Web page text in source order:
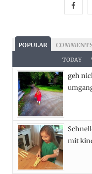
c
e
b
k
POPULAR
TODAY
geh
mit